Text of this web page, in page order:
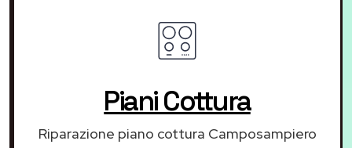
Piani Cottura
Riparazione piano cottura Camposampiero